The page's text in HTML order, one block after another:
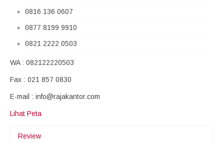
0816 136 0607
0877 8199 9910
0821 2222 0503
WA : 082122220503
Fax : 021 857 0830
E-mail : info@rajakantor.com
Lihat Peta
Review